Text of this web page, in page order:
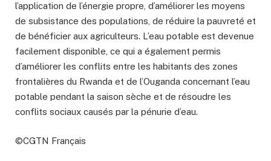
l’application de l’énergie propre, d’améliorer les moyens
de subsistance des populations, de réduire la pauvreté et
de bénéficier aux agriculteurs. L’eau potable est devenue
facilement disponible, ce qui a également permis
d’améliorer les conflits entre les habitants des zones
frontalières du Rwanda et de l’Ouganda concernant l’eau
potable pendant la saison sèche et de résoudre les
conflits sociaux causés par la pénurie d’eau.
©CGTN Français